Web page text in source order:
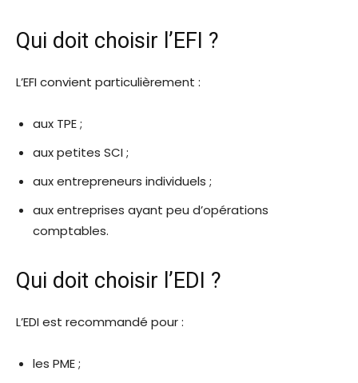
Qui doit choisir l’EFI ?
L’EFI convient particulièrement :
aux TPE ;
aux petites SCI ;
aux entrepreneurs individuels ;
aux entreprises ayant peu d’opérations
comptables.
Qui doit choisir l’EDI ?
L’EDI est recommandé pour :
les PME ;